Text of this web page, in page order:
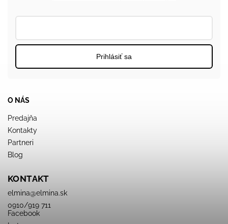
O NÁS
Predajňa
Kontakty
Partneri
Blog
KONTAKT
elmina@elmina.sk
0910/919 711
Facebook
Prihlásiť sa